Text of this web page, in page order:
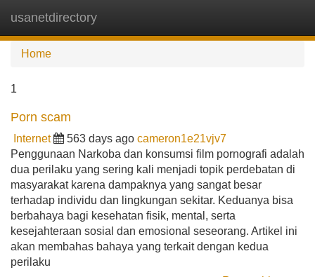
usanetdirectory
Home
1
Porn scam
Internet 563 days ago cameron1e21vjv7
Penggunaan Narkoba dan konsumsi film pornografi adalah
dua perilaku yang sering kali menjadi topik perdebatan di
masyarakat karena dampaknya yang sangat besar
terhadap individu dan lingkungan sekitar. Keduanya bisa
berbahaya bagi kesehatan fisik, mental, serta
kesejahteraan sosial dan emosional seseorang. Artikel ini
akan membahas bahaya yang terkait dengan kedua
perilaku